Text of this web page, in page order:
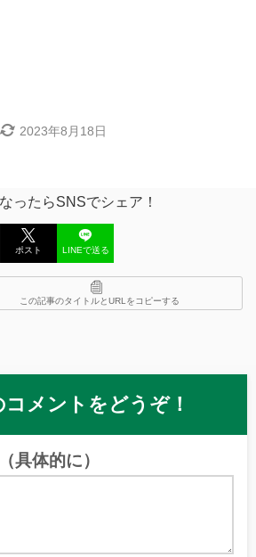
2023年8月18日
ったらSNSでシェア！
ポスト LINEで送る
この記事のタイトルとURLをコピーする
メントをどうぞ！
具体的に）